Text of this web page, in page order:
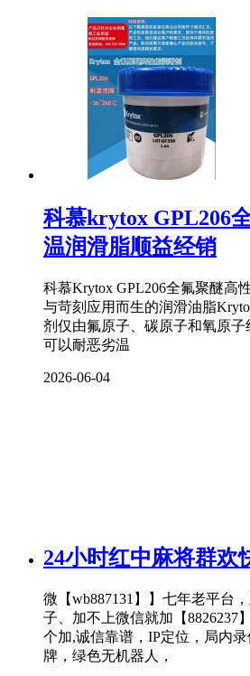
科慕krytox GPL206
温润滑脂顺益经销
科慕Krytox GPL206全氟聚醚高
与苛刻应用而生的润滑油脂
剂仅由氟原子、碳原子和氧原子
可以耐恶劣温
2026-06-04
24小时红中麻将群欢
微【wb887131】】七年老平台
子、加不上微信就加【8826237
个加,诚信靠谱，IP定位，局内
牌，绿色无机器人，